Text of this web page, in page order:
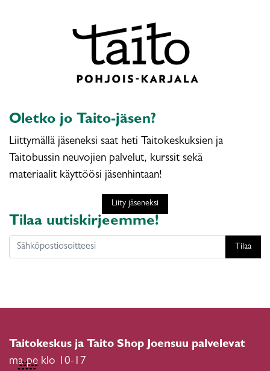
Oletko jo Taito-jäsen?
Liittymällä jäseneksi saat heti Taitokeskuksien ja
Taitobussin neuvojien palvelut, kurssit sekä
materiaalit käyttöösi jäsenhintaan!
Liity jäseneksi
Tilaa uutiskirjeemme!
Tilaa
Taitokeskus ja Taito Shop Joensuu palvelevat
ma-pe klo 10-17